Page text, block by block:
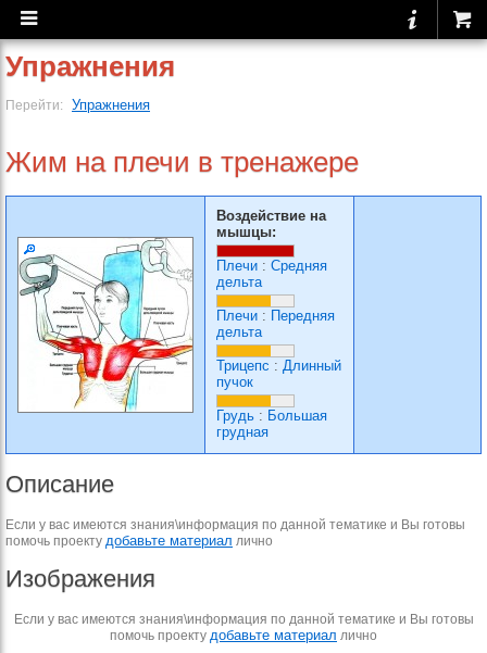
Упражнения
Перейти: Упражнения
Жим на плечи в тренажере
Воздействие на
мышцы:
Плечи : Средняя
дельта
Плечи : Передняя
дельта
Трицепс : Длинный
пучок
Грудь : Большая
грудная
Описание
Если у вас имеются знания\информация по данной тематике и Вы готовы
помочь проекту добавьте материал лично
Изображения
Если у вас имеются знания\информация по данной тематике и Вы готовы
помочь проекту добавьте материал лично